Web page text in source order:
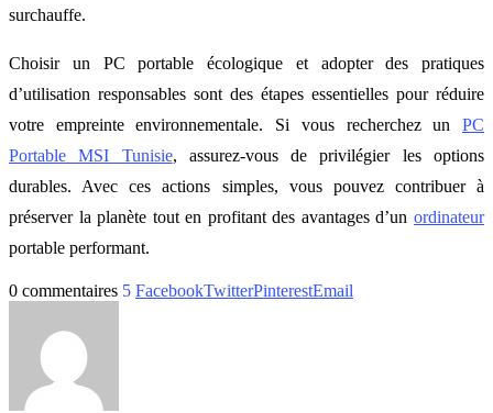
surchauffe.
Choisir un PC portable écologique et adopter des pratiques
d’utilisation responsables sont des étapes essentielles pour réduire
votre empreinte environnementale. Si vous recherchez un PC
Portable MSI Tunisie, assurez-vous de privilégier les options
durables. Avec ces actions simples, vous pouvez contribuer à
préserver la planète tout en profitant des avantages d’un ordinateur
portable performant.
0 commentaires 5 FacebookTwitterPinterestEmail